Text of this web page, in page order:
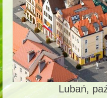
Lubań,